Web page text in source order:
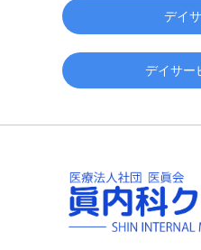
デイ
デイサー